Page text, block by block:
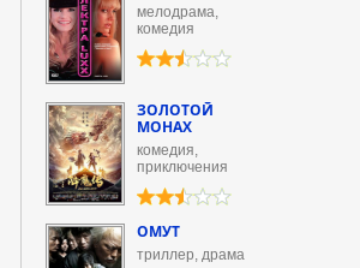
мелодрама,
комедия
ЗОЛОТОЙ
МОНАХ
комедия,
приключения
ОМУТ
триллер, драма